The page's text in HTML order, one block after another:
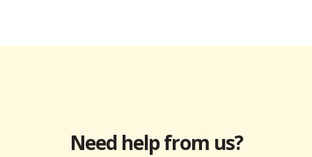
Need help from us?